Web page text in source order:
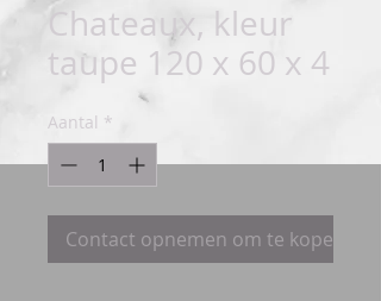
Chateaux, kleur
taupe 120 x 60 x 4
Aantal *
Contact opnemen om te kopen